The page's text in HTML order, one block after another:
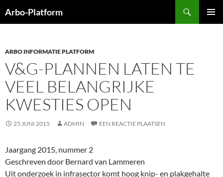
naar
Arbo-Platform
ARBO INFORMATIE PLATFORM
V&G-PLANNEN LATEN TE
VEEL BELANGRIJKE
KWESTIES OPEN
25 JUNI 2015 ADMIN EEN REACTIE PLAATSEN
Jaargang 2015, nummer 2
Geschreven door Bernard van Lammeren
Uit onderzoek in infrasector komt hoog knip- en plakgehalte